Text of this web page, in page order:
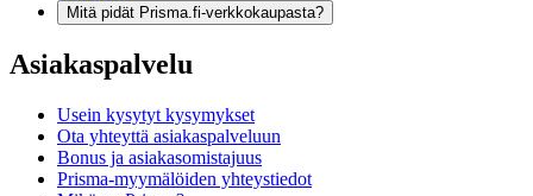
Mitä pidät Prisma.fi-verkkokaupasta?
Asiakaspalvelu
Usein kysytyt kysymykset
Ota yhteyttä asiakaspalveluun
Bonus ja asiakasomistajuus
Prisma-myymälöiden yhteystiedot